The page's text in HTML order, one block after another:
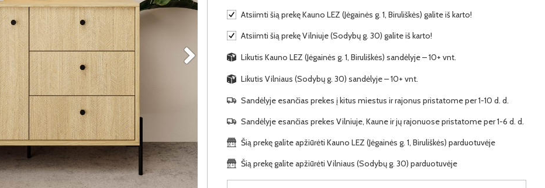
Atsiimti šią prekę Kauno LEZ (Jėgainės g. 1, Biruliškės) galite iš karto!
Atsiimti šią prekę Vilniuje (Sodybų g. 30) galite iš karto!
Likutis Kauno LEZ (Jėgainės g. 1, Biruliškės) sandėlyje – 10+ vnt.
Likutis Vilniaus (Sodybų g. 30) sandėlyje – 10+ vnt.
Sandėlyje esančias prekes į kitus miestus ir rajonus pristatome per 1-10 d. d.
Sandėlyje esančias prekes Vilniuje, Kaune ir jų rajonuose pristatome per 1-6 d. d.
Šią prekę galite apžiūrėti Kauno LEZ (Jėgainės g. 1, Biruliškės) parduotuvėje
Šią prekę galite apžiūrėti Vilniaus (Sodybų g. 30) parduotuvėje